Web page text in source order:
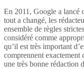
En 2011, Google a lancé
tout a changé, les
ensemble de règles
considéré comme
qu’il est très important
comprennent exactement
une très bonne rédaction